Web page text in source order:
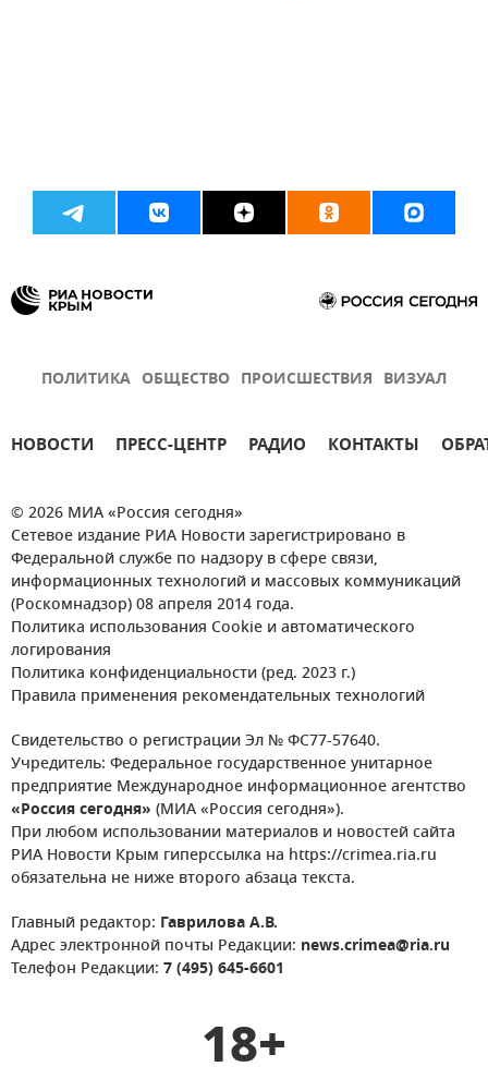
ПОЛИТИКА ОБЩЕСТВО ПРОИСШЕСТВИЯ ВИЗУАЛ
НОВОСТИ ПРЕСС-ЦЕНТР РАДИО КОНТАКТЫ
© 2026 МИА «Россия сегодня»
Сетевое издание РИА Новости зарегистрировано в
Федеральной службе по надзору в сфере связи,
информационных технологий и массовых коммуникаций
(Роскомнадзор) 08 апреля 2014 года.
Политика использования Cookie и автоматического
логирования
Политика конфиденциальности (ред. 2023 г.)
Правила применения рекомендательных технологий
Свидетельство о регистрации Эл № ФС77-57640.
Учредитель: Федеральное государственное унитарное
предприятие Международное информационное агентство
«Россия сегодня» (МИА «Россия сегодня»).
При любом использовании материалов и новостей сайта
РИА Новости Крым гиперссылка на https://crimea.ria.ru
обязательна не ниже второго абзаца текста.
Главный редактор: Гаврилова А.В.
Адрес электронной почты Редакции: news.crimea@ria.ru
Телефон Редакции: 7 (495) 645-6601
18+